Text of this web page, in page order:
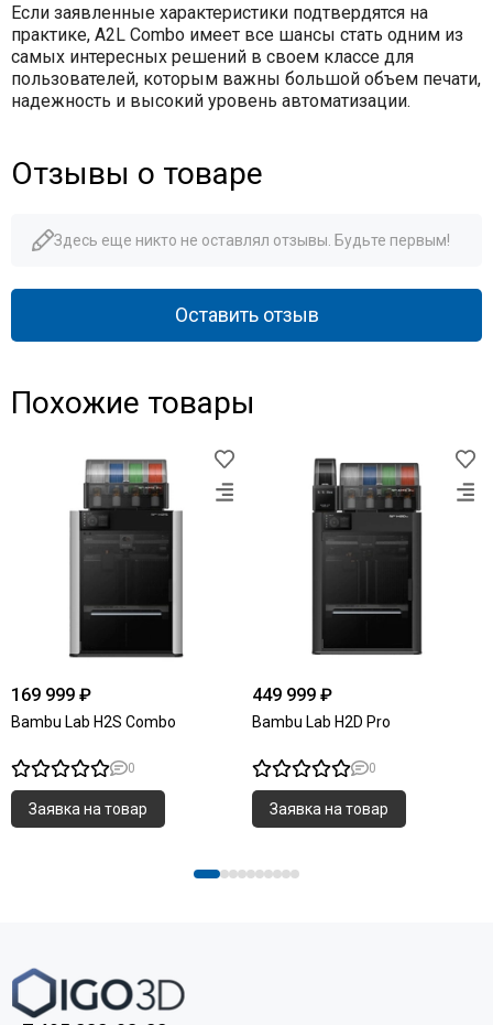
Если заявленные характеристики подтвердятся на
практике, A2L Combo имеет все шансы стать одним из
самых интересных решений в своем классе для
пользователей, которым важны большой объем печати,
надежность и высокий уровень автоматизации.
Отзывы о товаре
Здесь еще никто не оставлял отзывы. Будьте первым!
Оставить отзыв
Похожие товары
169 999 ₽
Bambu Lab H2S Combo
0
Заявка на товар
449 999 ₽
Bambu Lab H2D Pro
0
Заявка на товар